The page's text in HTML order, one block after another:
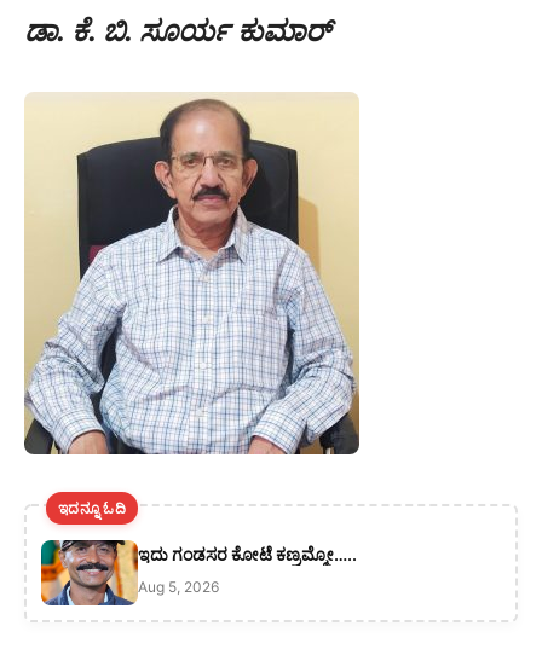
ಡಾ. ಕೆ. ಬಿ. ಸೂರ್ಯ ಕುಮಾರ್
ಇದನ್ನೂ ಓದಿ
ಇದು ಗಂಡಸರ ಕೋಟೆ ಕಣ್ರಮ್ಮೋ…..
Aug 5, 2026